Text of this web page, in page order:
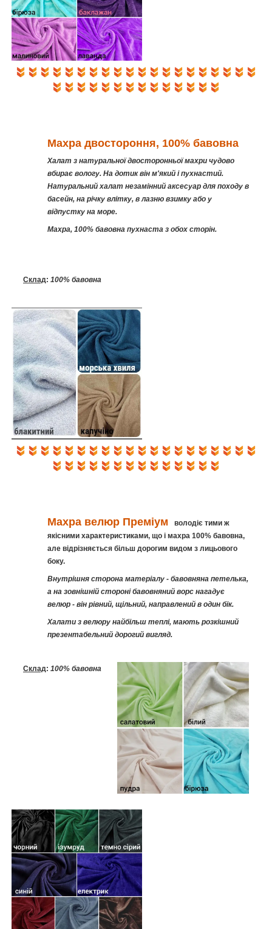
Махра двостороння, 100% бавовна
Халат з натуральної двосторонньої махри чудово
вбирає вологу. На дотик він м'який і пухнастий.
Натуральний халат незамінний аксесуар для походу в
басейн, на річку влітку, в лазню взимку або у
відпустку на море.
Махра, 100% бавовна пухнаста з обох сторін.
Склад: 100% бавовна
Махра велюр Преміум
володіє тими ж
якісними характеристиками, що і махра 100% бавовна,
але відрізняється більш дорогим видом з лицьового
боку.
Внутрішня сторона матеріалу - бавовняна петелька,
а на зовнішній стороні бавовняний ворс нагадує
велюр - він рівний, щільний, направлений в один бік.
Халати з велюру найбільш теплі, мають розкішний
презентабельний дорогий вигляд.
Склад: 100% бавовна